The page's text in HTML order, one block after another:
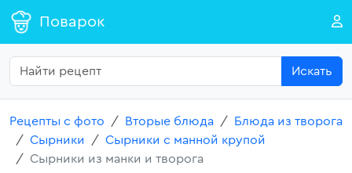
Поварок
Искать
Рецепты с фото Вторые блюда
Блюда из творога
Сырники
Сырники с манной крупой
Сырники из манки и творога